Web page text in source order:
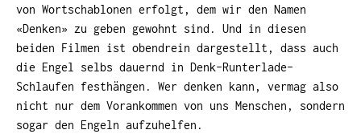
von Wortschablonen erfolgt, dem wir den Namen
«Denken» zu geben gewohnt sind. Und in diesen
beiden Filmen ist obendrein dargestellt, dass auch
die Engel selbs dauernd in Denk-Runterlade-
Schlaufen festhängen. Wer denken kann, vermag also
nicht nur dem Vorankommen von uns Menschen, sondern
sogar den Engeln aufzuhelfen.